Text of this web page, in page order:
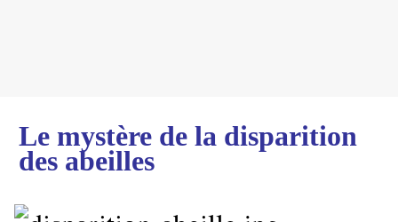
Le mystère de la disparition
des abeilles